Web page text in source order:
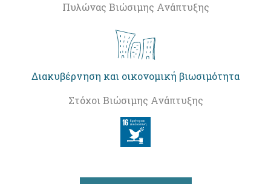
Πυλώνας Βιώσιμης Ανάπτυξης
Διακυβέρνηση και οικονομική βιωσιμότητα
Στόχοι Βιώσιμης Ανάπτυξης